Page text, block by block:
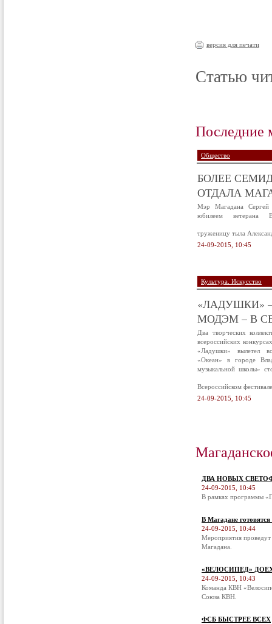
версия для печати
Статью
Последние
Общество
БОЛЕЕ
ОТДАЛА
Мэр Магадана Сергей
юбилеем ветерана
труженицу тыла
24-09-2015, 10:45
Культура. Искусство
«ЛАДУШКИ»
МОДЭМ – В
Два творческих
всероссийских
«Ладушки» вылетел
«Океан» в городе
музыкальной школы»
Всероссийском
24-09-2015, 10:45
ДВА НОВЫХ
24-09-2015, 10:45
В рамках программы
В Магадане
24-09-2015, 10:44
Мероприятия
Магадана.
«ВЕЛОСИПЕД»
24-09-2015, 10:43
Команда КВН
Союза КВН.
ФСБ БЫСТРЕЕ ВСЕХ